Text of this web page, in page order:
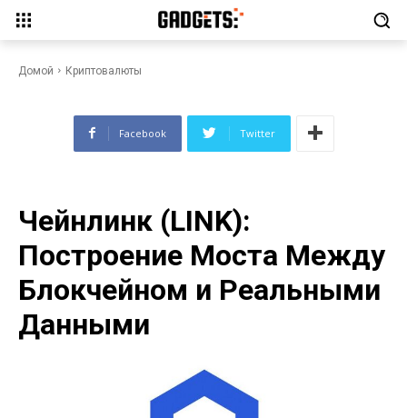
Домой Криптовалюты
Моста Между Блокчейном и
Facebook Twitter
Чейнлинк (LINK):
Построение Моста Между
Блокчейном и Реальными
Данными